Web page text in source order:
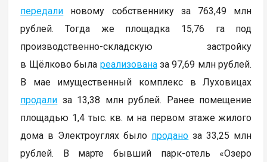
передали новому собственнику за 763,49 млн
рублей. Тогда же площадка 15,76 га под
производственно-складскую застройку
в Щёлково была реализованаза 97,69 млн рублей.
В мае имущественный комплекс в Луховицах
продали за 13,38 млн рублей. Ранее помещение
площадью 1,4 тыс. кв. м на первом этаже жилого
дома в Электроуглях было продано за 33,25 млн
рублей. В марте бывший парк-отель «Озеро